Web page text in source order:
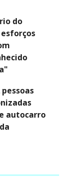
do
pessoas
autocarro